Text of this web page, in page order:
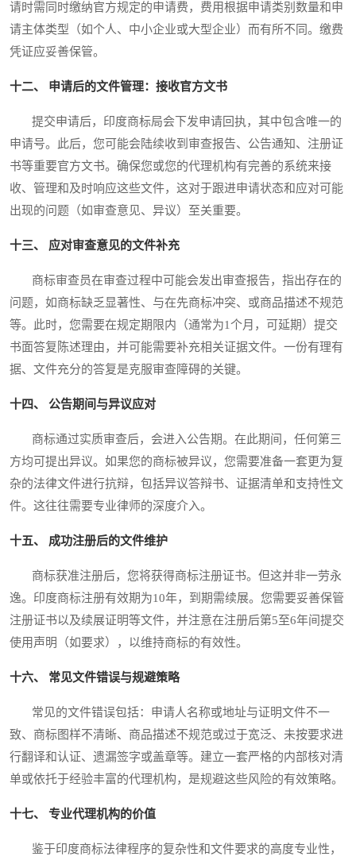
请时需同时缴纳官方规定的申请费，费用根据申请类别数量和申
请主体类型（如个人、中小企业或大型企业）而有所不同。缴费
凭证应妥善保管。
十二、 申请后的文件管理：接收官方文书
提交申请后，印度商标局会下发申请回执，其中包含唯一的
申请号。此后，您可能会陆续收到审查报告、公告通知、注册证
书等重要官方文书。确保您或您的代理机构有完善的系统来接
收、管理和及时响应这些文件，这对于跟进申请状态和应对可能
出现的问题（如审查意见、异议）至关重要。
十三、 应对审查意见的文件补充
商标审查员在审查过程中可能会发出审查报告，指出存在的
问题，如商标缺乏显著性、与在先商标冲突、或商品描述不规范
等。此时，您需要在规定期限内（通常为1个月，可延期）提交
书面答复陈述理由，并可能需要补充相关证据文件。一份有理有
据、文件充分的答复是克服审查障碍的关键。
十四、 公告期间与异议应对
商标通过实质审查后，会进入公告期。在此期间，任何第三
方均可提出异议。如果您的商标被异议，您需要准备一套更为复
杂的法律文件进行抗辩，包括异议答辩书、证据清单和支持性文
件。这往往需要专业律师的深度介入。
十五、 成功注册后的文件维护
商标获准注册后，您将获得商标注册证书。但这并非一劳永
逸。印度商标注册有效期为10年，到期需续展。您需要妥善保管
注册证书以及续展证明等文件，并注意在注册后第5至6年间提交
使用声明（如要求），以维持商标的有效性。
十六、 常见文件错误与规避策略
常见的文件错误包括：申请人名称或地址与证明文件不一
致、商标图样不清晰、商品描述不规范或过于宽泛、未按要求进
行翻译和认证、遗漏签字或盖章等。建立一套严格的内部核对清
单或依托于经验丰富的代理机构，是规避这些风险的有效策略。
十七、 专业代理机构的价值
鉴于印度商标法律程序的复杂性和文件要求的高度专业性，